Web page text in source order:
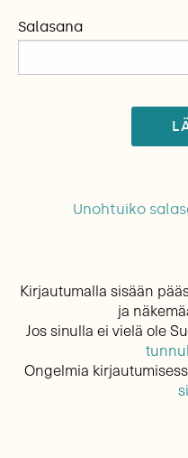
Salasana
Unohtuiko
Kirjautumalla sisään
ja
Jos sinulla ei vielä ole
Ongelmia